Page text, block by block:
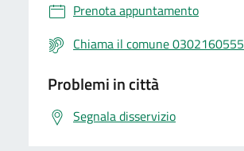
Prenota appuntamento
Chiama il comune 0302160555
Problemi in città
Segnala disservizio